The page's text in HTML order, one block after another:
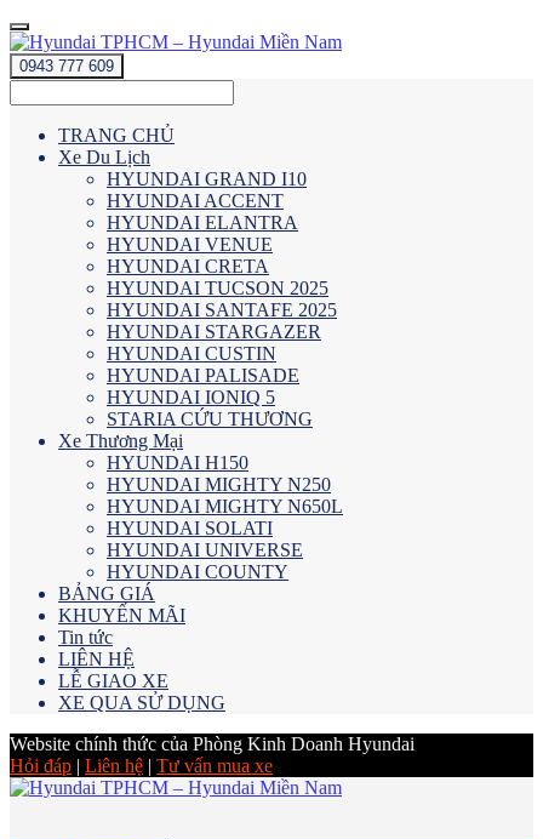
0943 777 609
TRANG CHỦ
Xe Du Lịch
HYUNDAI GRAND I10
HYUNDAI ACCENT
HYUNDAI ELANTRA
HYUNDAI VENUE
HYUNDAI CRETA
HYUNDAI TUCSON 2025
HYUNDAI SANTAFE 2025
HYUNDAI STARGAZER
HYUNDAI CUSTIN
HYUNDAI PALISADE
HYUNDAI IONIQ 5
STARIA CỨU THƯƠNG
Xe Thương Mại
HYUNDAI H150
HYUNDAI MIGHTY N250
HYUNDAI MIGHTY N650L
HYUNDAI SOLATI
HYUNDAI UNIVERSE
HYUNDAI COUNTY
BẢNG GIÁ
KHUYẾN MÃI
Tin tức
LIÊN HỆ
LỄ GIAO XE
XE QUA SỬ DỤNG
Website chính thức của Phòng Kinh Doanh Hyundai
Hỏi đáp | Liên hệ | Tư vấn mua xe